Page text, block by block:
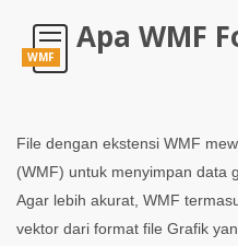
WMF
Apa WMF
File dengan ekstensi WMF
(WMF) untuk menyimpan data
Agar lebih akurat, WMF
vektor dari format file Grafik